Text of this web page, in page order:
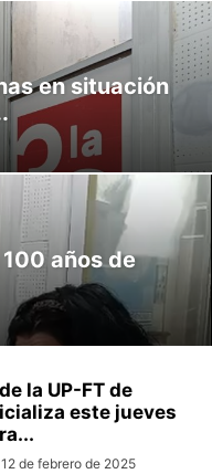
en situación
años de
la UP-FT de
este jueves
12 de febrero de 2025